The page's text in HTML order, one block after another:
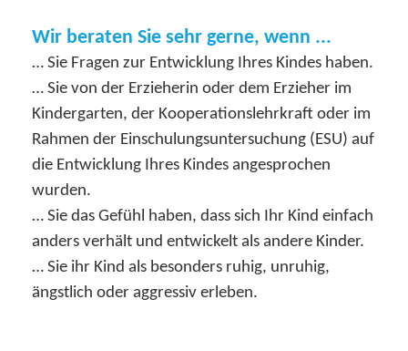
Wir beraten Sie sehr gerne, wenn ...
… Sie Fragen zur Entwicklung Ihres Kindes haben.
… Sie von der Erzieherin oder dem Erzieher im
Kindergarten, der Kooperationslehrkraft oder im
Rahmen der Einschulungsuntersuchung (ESU) auf
die Entwicklung Ihres Kindes angesprochen
wurden.
… Sie das Gefühl haben, dass sich Ihr Kind einfach
anders verhält und entwickelt als andere Kinder.
… Sie ihr Kind als besonders ruhig, unruhig,
ängstlich oder aggressiv erleben.